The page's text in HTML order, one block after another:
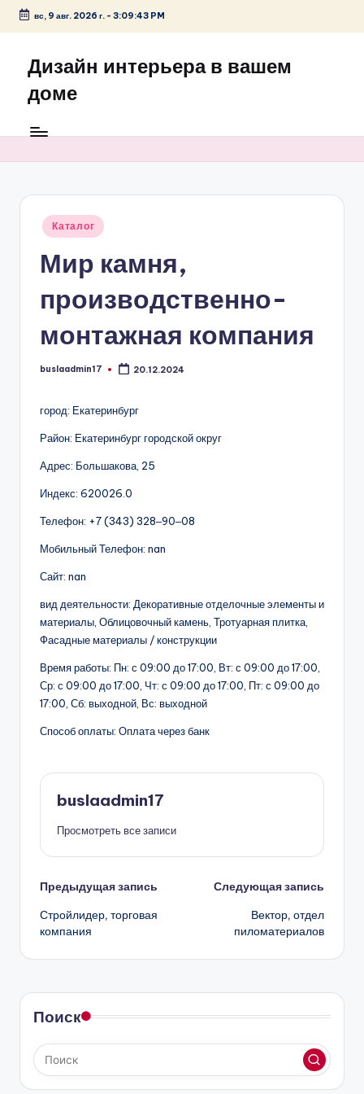
Перейти
содержимому
вс, 9 авг. 2026 г.- 3:09:43 PM
Дизайн интерьера в вашем
доме
Опубликовано
Каталог
Мир камня,
производственно-
монтажная компания
Запись
buslaadmin17 20.12.2024
город: Екатеринбург
Район: Екатеринбург городской округ
Адрес: Большакова, 25
Индекс: 620026.0
Телефон: +7 (343) 328‒90‒08
Мобильный Телефон: nan
Сайт: nan
вид деятельности: Декоративные отделочные элементы и
материалы, Облицовочный камень, Тротуарная плитка,
Фасадные материалы / конструкции
Время работы: Пн: с 09:00 до 17:00, Вт: с 09:00 до 17:00,
Ср: с 09:00 до 17:00, Чт: с 09:00 до 17:00, Пт: с 09:00 до
17:00, Сб: выходной, Вс: выходной
Способ оплаты: Оплата через банк
buslaadmin17
Просмотреть все записи
Навигация
записи
Предыдущая запись
Стройлидер, торговая
компания
Следующая запись
Вектор, отдел
пиломатериалов
Поиск